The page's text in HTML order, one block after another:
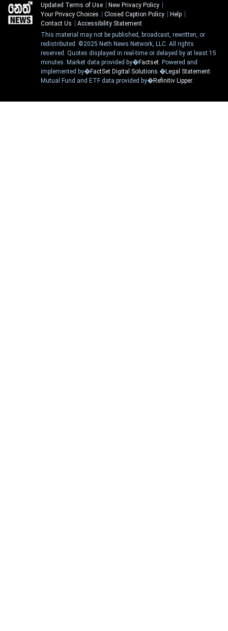
Updated Terms of Use
New Privacy Policy
Your Privacy Choices
Closed Caption Policy
Help
Contact Us
Accessibility Statement
This material may not be published, broadcast, rewritten, or
redistributed. ©2025 Neth News Network, LLC. All rights
reserved. Quotes displayed in real-time or delayed by at least 15
minutes. Market data provided by�Factset. Powered and
implemented by�FactSet Digital Solutions.�Legal Statement.
Mutual Fund and ETF data provided by�Refinitiv Lipper.